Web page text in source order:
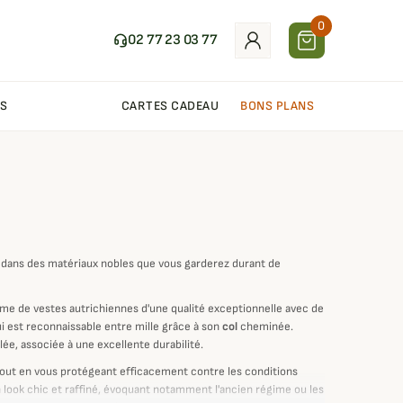
02 77 23 03 77
0
CARTES CADEAU BONS PLANS
des matériaux nobles que vous garderez durant de
de vestes autrichiennes d'une qualité exceptionnelle avec de
reconnaissable entre mille grâce à soncolcheminée.
associée à une excellente durabilité.
en vous protégeant efficacement contre les conditions
chic et raffiné, évoquant notamment l'ancien régime ou les